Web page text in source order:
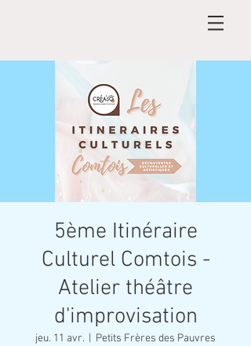
5ème Itinéraire
Culturel Comtois -
Atelier théâtre
d'improvisation
jeu. 11 avr. Petits Frères des Pauvres